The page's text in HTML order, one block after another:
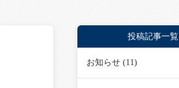
投稿記事一覧
お知らせ (11)